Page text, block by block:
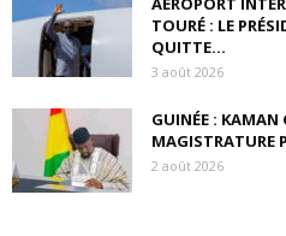
TOURÉ : LE
QUITTE...
3 août 2026
GUINÉE : KAMAN
MAGISTRATURE
2 août 2026